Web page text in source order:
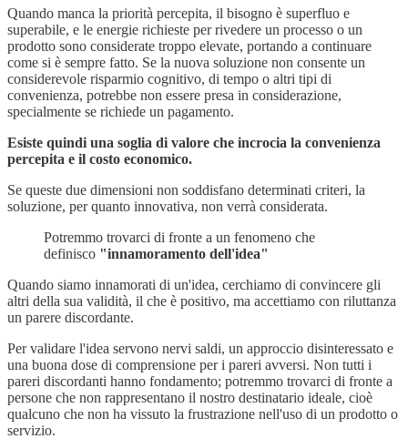
Quando manca la priorità percepita, il bisogno è superfluo e
superabile, e le energie richieste per rivedere un processo o un
prodotto sono considerate troppo elevate, portando a continuare
come si è sempre fatto. Se la nuova soluzione non consente un
considerevole risparmio cognitivo, di tempo o altri tipi di
convenienza, potrebbe non essere presa in considerazione,
specialmente se richiede un pagamento.
Esiste quindi una soglia di valore che incrocia la convenienza
percepita e il costo economico.
Se queste due dimensioni non soddisfano determinati criteri, la
soluzione, per quanto innovativa, non verrà considerata.
Potremmo trovarci di fronte a un fenomeno che
definisco "innamoramento dell'idea"
Quando siamo innamorati di un'idea, cerchiamo di convincere gli
altri della sua validità, il che è positivo, ma accettiamo con riluttanza
un parere discordante.
Per validare l'idea servono nervi saldi, un approccio disinteressato e
una buona dose di comprensione per i pareri avversi. Non tutti i
pareri discordanti hanno fondamento; potremmo trovarci di fronte a
persone che non rappresentano il nostro destinatario ideale, cioè
qualcuno che non ha vissuto la frustrazione nell'uso di un prodotto o
servizio.